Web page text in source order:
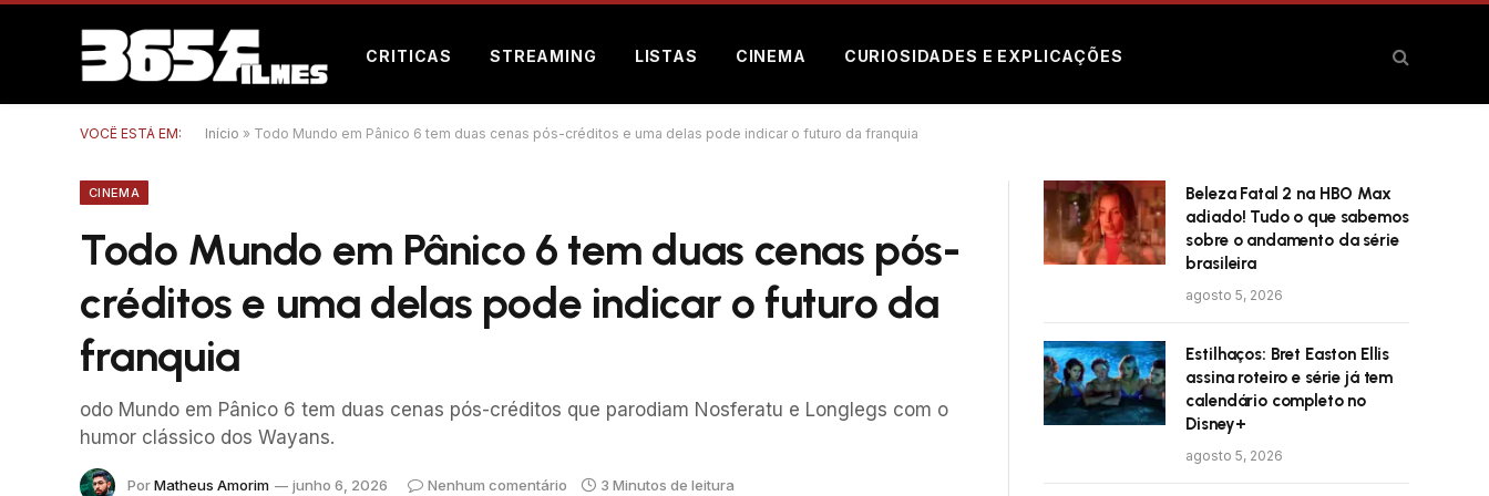
CRITICAS STREAMING LISTAS CINEMA CURIOSIDADES E EXPLICAÇÕES
VOCÊ ESTÁ EM: Início » Todo Mundo em Pânico 6 tem duas cenas pós-créditos e uma delas pode indicar o futuro da franquia
CINEMA
Todo Mundo em Pânico 6 tem duas cenas pós-
créditos e uma delas pode indicar o futuro da
franquia
odo Mundo em Pânico 6 tem duas cenas pós-créditos que parodiam Nosferatu e Longlegs com o
humor clássico dos Wayans.
PorMatheus Amorim junho 6, 2026 Nenhum comentário 3 Minutos de leitura
Beleza Fatal 2 na HBO Max
adiado! Tudo o que sabemos
sobre o andamento da série
brasileira
agosto 5, 2026
Estilhaços: Bret Easton Ellis
assina roteiro e série já tem
calendário completo no
Disney+
agosto 5, 2026